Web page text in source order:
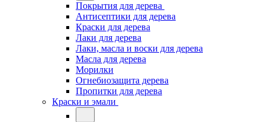
Покрытия для дерева
Антисептики для дерева
Краски для дерева
Лаки для дерева
Лаки, масла и воски для дерева
Масла для дерева
Морилки
Огнебиозащита дерева
Пропитки для дерева
Краски и эмали